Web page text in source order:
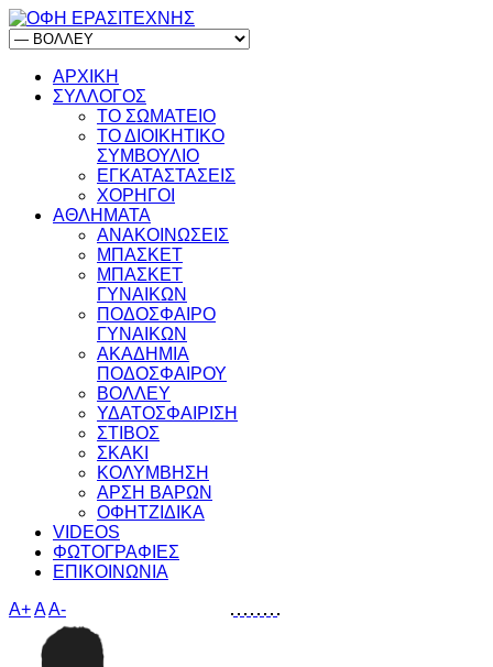
ΑΡΧΙΚΗ
ΣΥΛΛΟΓΟΣ
ΤΟ ΣΩΜΑΤΕΙΟ
ΤΟ ΔΙΟΙΚΗΤΙΚΟ
ΣΥΜΒΟΥΛΙΟ
ΕΓΚΑΤΑΣΤΑΣΕΙΣ
ΧΟΡΗΓΟΙ
ΑΘΛΗΜΑΤΑ
ΑΝΑΚΟΙΝΩΣΕΙΣ
ΜΠΑΣΚΕΤ
ΜΠΑΣΚΕΤ
ΓΥΝΑΙΚΩΝ
ΠΟΔΟΣΦΑΙΡΟ
ΓΥΝΑΙΚΩΝ
ΑΚΑΔΗΜΙΑ
ΠΟΔΟΣΦΑΙΡΟΥ
ΒΟΛΛΕΥ
ΥΔΑΤΟΣΦΑΙΡΙΣΗ
ΣΤΙΒΟΣ
ΣΚΑΚΙ
ΚΟΛΥΜΒΗΣΗ
ΑΡΣΗ ΒΑΡΩΝ
ΟΦΗΤΖΙΔΙΚΑ
VIDEOS
ΦΩΤΟΓΡΑΦΙΕΣ
ΕΠΙΚΟΙΝΩΝΙΑ
A+AA-